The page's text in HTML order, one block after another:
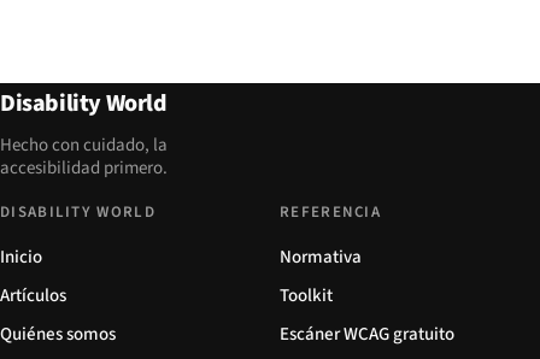
Disability World
Hecho con cuidado, la
accesibilidad primero.
DISABILITY WORLD
Inicio
Artículos
Quiénes somos
REFERENCIA
Normativa
Toolkit
Escáner WCAG gratuito